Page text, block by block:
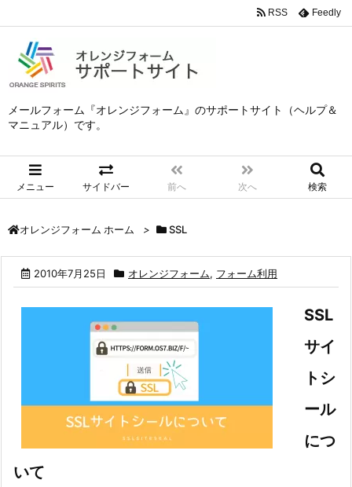
メールフォーム『オレンジフォーム』のサポートサイト（ヘルプ＆
マニュアル）です。
メニュー サイドバー 前へ 次へ 検索
RSS Feedly
オレンジフォーム ホーム > SSL
2010年7月25日 オレンジフォーム, フォーム利用
SSL
サイ
トシ
ール
につ
いて